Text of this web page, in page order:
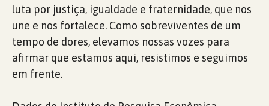
luta por justiça, igualdade e fraternidade, que nos
une e nos fortalece. Como sobreviventes de um
tempo de dores, elevamos nossas vozes para
afirmar que estamos aqui, resistimos e seguimos
em frente.